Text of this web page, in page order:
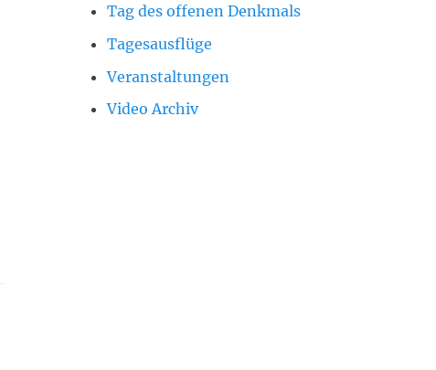
Tag des offenen Denkmals
Tagesausflüge
Veranstaltungen
Video Archiv